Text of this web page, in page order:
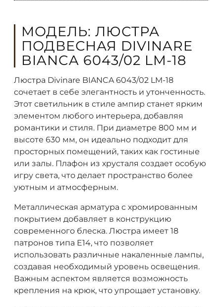
МОДЕЛЬ: ЛЮСТРА
ПОДВЕСНАЯ DIVINARE
BIANCA 6043/02 LM-18
Люстра Divinare BIANCA 6043/02 LM-18
сочетает в себе элегантность и утонченность.
Этот светильник в стиле ампир станет ярким
элементом любого интерьера, добавляя
романтики и стиля. При диаметре 800 мм и
высоте 630 мм, он идеально подходит для
просторных помещений, таких как гостиные
или залы. Плафон из хрусталя создает особую
игру света, что делает пространство более
уютным и атмосферным.
Металлическая арматура с хромированным
покрытием добавляет в конструкцию
современного блеска. Люстра имеет 18
патронов типа E14, что позволяет
использовать различные накаленные лампы,
создавая необходимый уровень освещения.
Важным аспектом является возможность
крепления на крюк, что упрощает установку.